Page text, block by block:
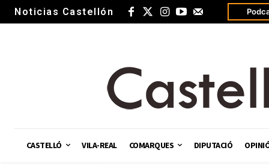
Noticias Castellón
CASTELLÓ VILA-REAL COMARQUES DIPUTACIÓ